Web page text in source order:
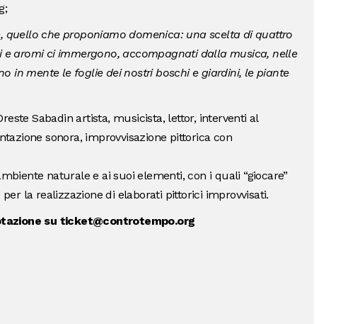
quello che proponiamo domenica: una scelta di quattro
aromi ci immergono, accompagnati dalla musica, nelle
in mente le foglie dei nostri boschi e giardini, le piante
Sabadin artista, musicista, lettor, interventi al
sonora, improvvisazione pittorica con
naturale e ai suoi elementi, con i quali “giocare”
per la realizzazione di elaborati pittorici improvvisati.
su ticket@controtempo.org